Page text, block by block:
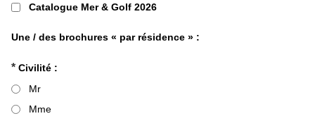
Catalogue Mer & Golf 2026
Une / des brochures « par résidence » :
* Civilité :
Mr
Mme